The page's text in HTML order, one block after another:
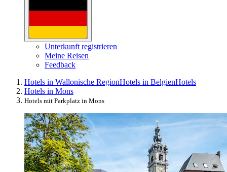
Unterkunft registrieren
Meine Reisen
Feedback
Hotels in Wallonische RegionHotels in BelgienHotels
Hotels in Mons
Hotels mit Parkplatz in Mons